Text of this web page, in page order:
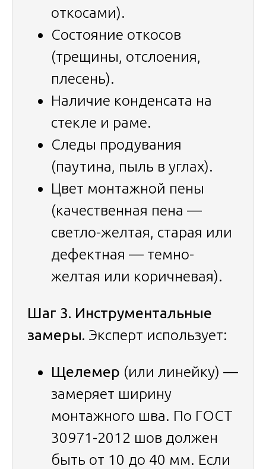
откосами).
Состояние откосов
(трещины, отслоения,
плесень).
Наличие конденсата на
стекле и раме.
Следы продувания
(паутина, пыль в углах).
Цвет монтажной пены
(качественная пена —
светло-желтая, старая или
дефектная — темно-
желтая или коричневая).
Шаг 3. Инструментальные
замеры. Эксперт использует:
Щелемер (или линейку) —
замеряет ширину
монтажного шва. По ГОСТ
30971-2012 шов должен
быть от 10 до 40 мм. Если